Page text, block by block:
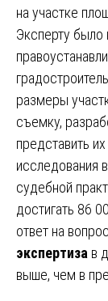
на участке
Эксперту было
размеры
съемку,
представить
исследования
судебной
достигать 86
ответ на вопрос
экспертиза в
выше, чем в